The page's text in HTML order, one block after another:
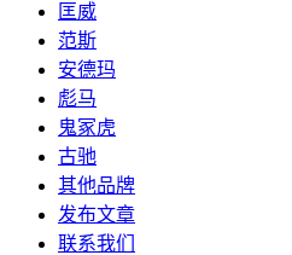
匡威
范斯
安德玛
彪马
鬼冢虎
古驰
其他品牌
发布文章
联系我们